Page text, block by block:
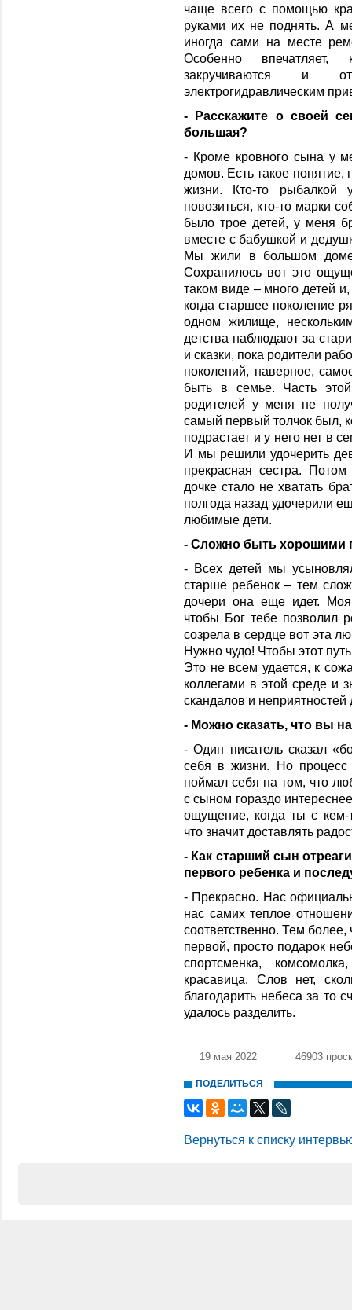
чаще всего с помощью
руками их не поднять. А
иногда сами на месте
Особенно
закручиваются и
электрогидравлическим
- Расскажите о своей
большая?
- Кроме кровного сына у
домов. Есть такое понятие,
жизни. Кто-то рыбалкой
повозиться, кто-то марки
было трое детей, у меня
вместе с бабушкой и
Мы жили в большом
Сохранилось вот это
таком виде – много детей
когда старшее поколение
одном жилище,
детства наблюдают за
и сказки, пока родители
поколений, наверное,
быть в семье. Часть
родителей у меня не
самый первый толчок был,
подрастает и у него нет в
И мы решили удочерить
прекрасная сестра.
дочке стало не хватать
полгода назад удочерили
любимые дети.
- Сложно быть хорошими
- Всех детей мы
старше ребенок – тем
дочери она еще идет.
чтобы Бог тебе позволил
созрела в сердце вот эта
Нужно чудо! Чтобы этот
Это не всем удается, к
коллегами в этой среде и
скандалов и
- Можно сказать, что вы
- Один писатель сказал
себя в жизни. Но
поймал себя на том, что
с сыном гораздо
ощущение, когда ты с
что значит доставлять
- Как старший сын
первого ребенка и
- Прекрасно. Нас
нас самих теплое
соответственно. Тем
первой, просто подарок
спортсменка,
красавица. Слов нет,
благодарить небеса за то
удалось разделить.
19 мая 2022 46903
ПОДЕЛИТЬСЯ
Вернуться к списку